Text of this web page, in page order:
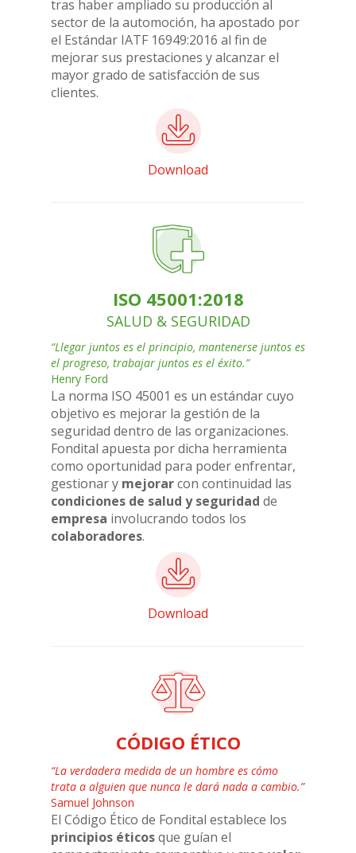
tras haber ampliado su producción al
sector de la automoción, ha apostado por
el Estándar IATF 16949:2016 al fin de
mejorar sus prestaciones y alcanzar el
mayor grado de satisfacción de sus
clientes.
Download
ISO 45001:2018
SALUD & SEGURIDAD
“Llegar juntos es el principio, mantenerse juntos es
el progreso, trabajar juntos es el éxito.”
Henry Ford
La norma ISO 45001 es un estándar cuyo
objetivo es mejorar la gestión de la
seguridad dentro de las organizaciones.
Fondital apuesta por dicha herramienta
como oportunidad para poder enfrentar,
gestionar y mejorarcon continuidad las
condiciones de salud y seguridad de
empresa involucrando todos los
colaboradores.
Download
CÓDIGO ÉTICO
“La verdadera medida de un hombre es cómo
trata a alguien que nunca le dará nada a cambio.”
Samuel Johnson
El Código Ético de Fondital establece los
principios éticosque guían el